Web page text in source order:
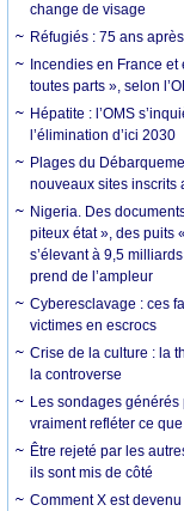
change de visage
Réfugiés : 75 ans
Incendies en France
toutes parts », selon
Hépatite : l’OMS
l’élimination d’ici 2030
Plages du
nouveaux sites inscrits
Nigeria. Des
piteux état », des puits
s’élevant à 9,5
prend de l’ampleur
Cyberesclavage : ces
victimes en escrocs
Crise de la culture : la
la controverse
Les sondages
vraiment refléter ce
Être rejeté par les
ils sont mis de côté
Comment X est